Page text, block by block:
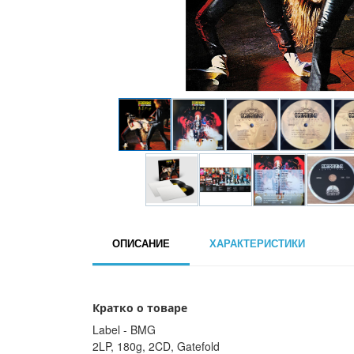
ОПИСАНИЕ ХАРАКТЕРИСТИКИ
Кратко о товаре
Label - BMG
2LP, 180g, 2CD, Gatefold